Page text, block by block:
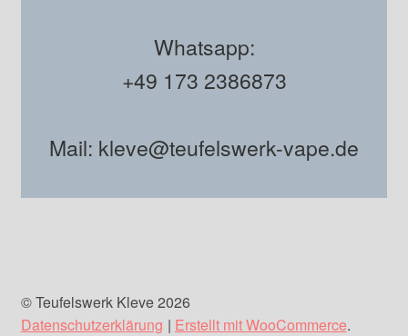
Whatsapp:
+49 173 2386873
Mail: kleve@teufelswerk-vape.de
© Teufelswerk Kleve 2026
Datenschutzerklärung
Erstellt mit WooCommerce.